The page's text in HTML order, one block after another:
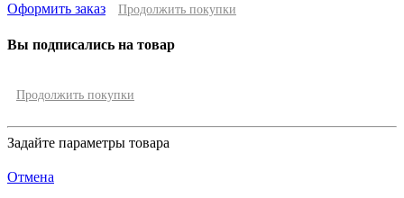
Оформить заказ Продолжить покупки
Вы подписались на товар
Продолжить покупки
Задайте параметры товара
Отмена